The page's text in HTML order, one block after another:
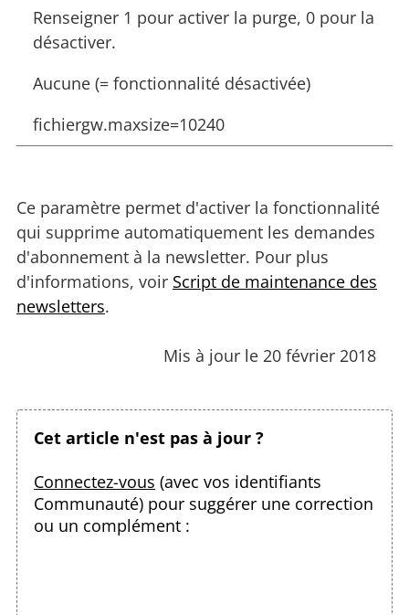
Renseigner 1 pour activer la purge, 0 pour la
désactiver.
Aucune (= fonctionnalité désactivée)
fichiergw.maxsize=10240
Ce paramètre permet d'activer la fonctionnalité
qui supprime automatiquement les demandes
d'abonnement à la newsletter. Pour plus
d'informations, voir Script de maintenance des
newsletters.
Mis à jour le 20 février 2018
Cet article n'est pas à jour ?
Connectez-vous (avec vos identifiants
Communauté) pour suggérer une correction
ou un complément :